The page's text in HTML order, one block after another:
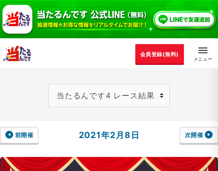
会員登録(無料)
前開催 2021年2月8日 次開催